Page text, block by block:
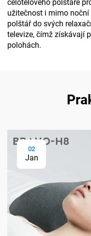
celotělového polštáře
užitečnost i mimo
polštář do svých
televize, čímž získávají
polohách.
02
Jan